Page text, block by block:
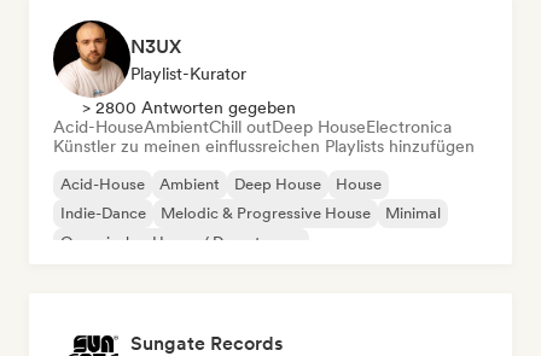
N3UX
Playlist-Kurator
> 2800 Antworten gegeben
Acid-HouseAmbientChill outDeep HouseElectronica
Künstler zu meinen einflussreichen Playlists hinzufügen
Acid-House Ambient Deep House
House
Indie-Dance
Melodic & Progressive House
Minimal
Organischer House / Downtempo
Sungate Records